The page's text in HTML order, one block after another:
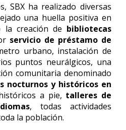
SBX ha realizado diversas
una huella positiva en
la creación de bibliotecas
servicio de préstamo de
urbano, instalación de
puntos neurálgicos, una
comunitaria denominado
nocturnos y históricos en
a pie, talleres de
, todas actividades
la población.